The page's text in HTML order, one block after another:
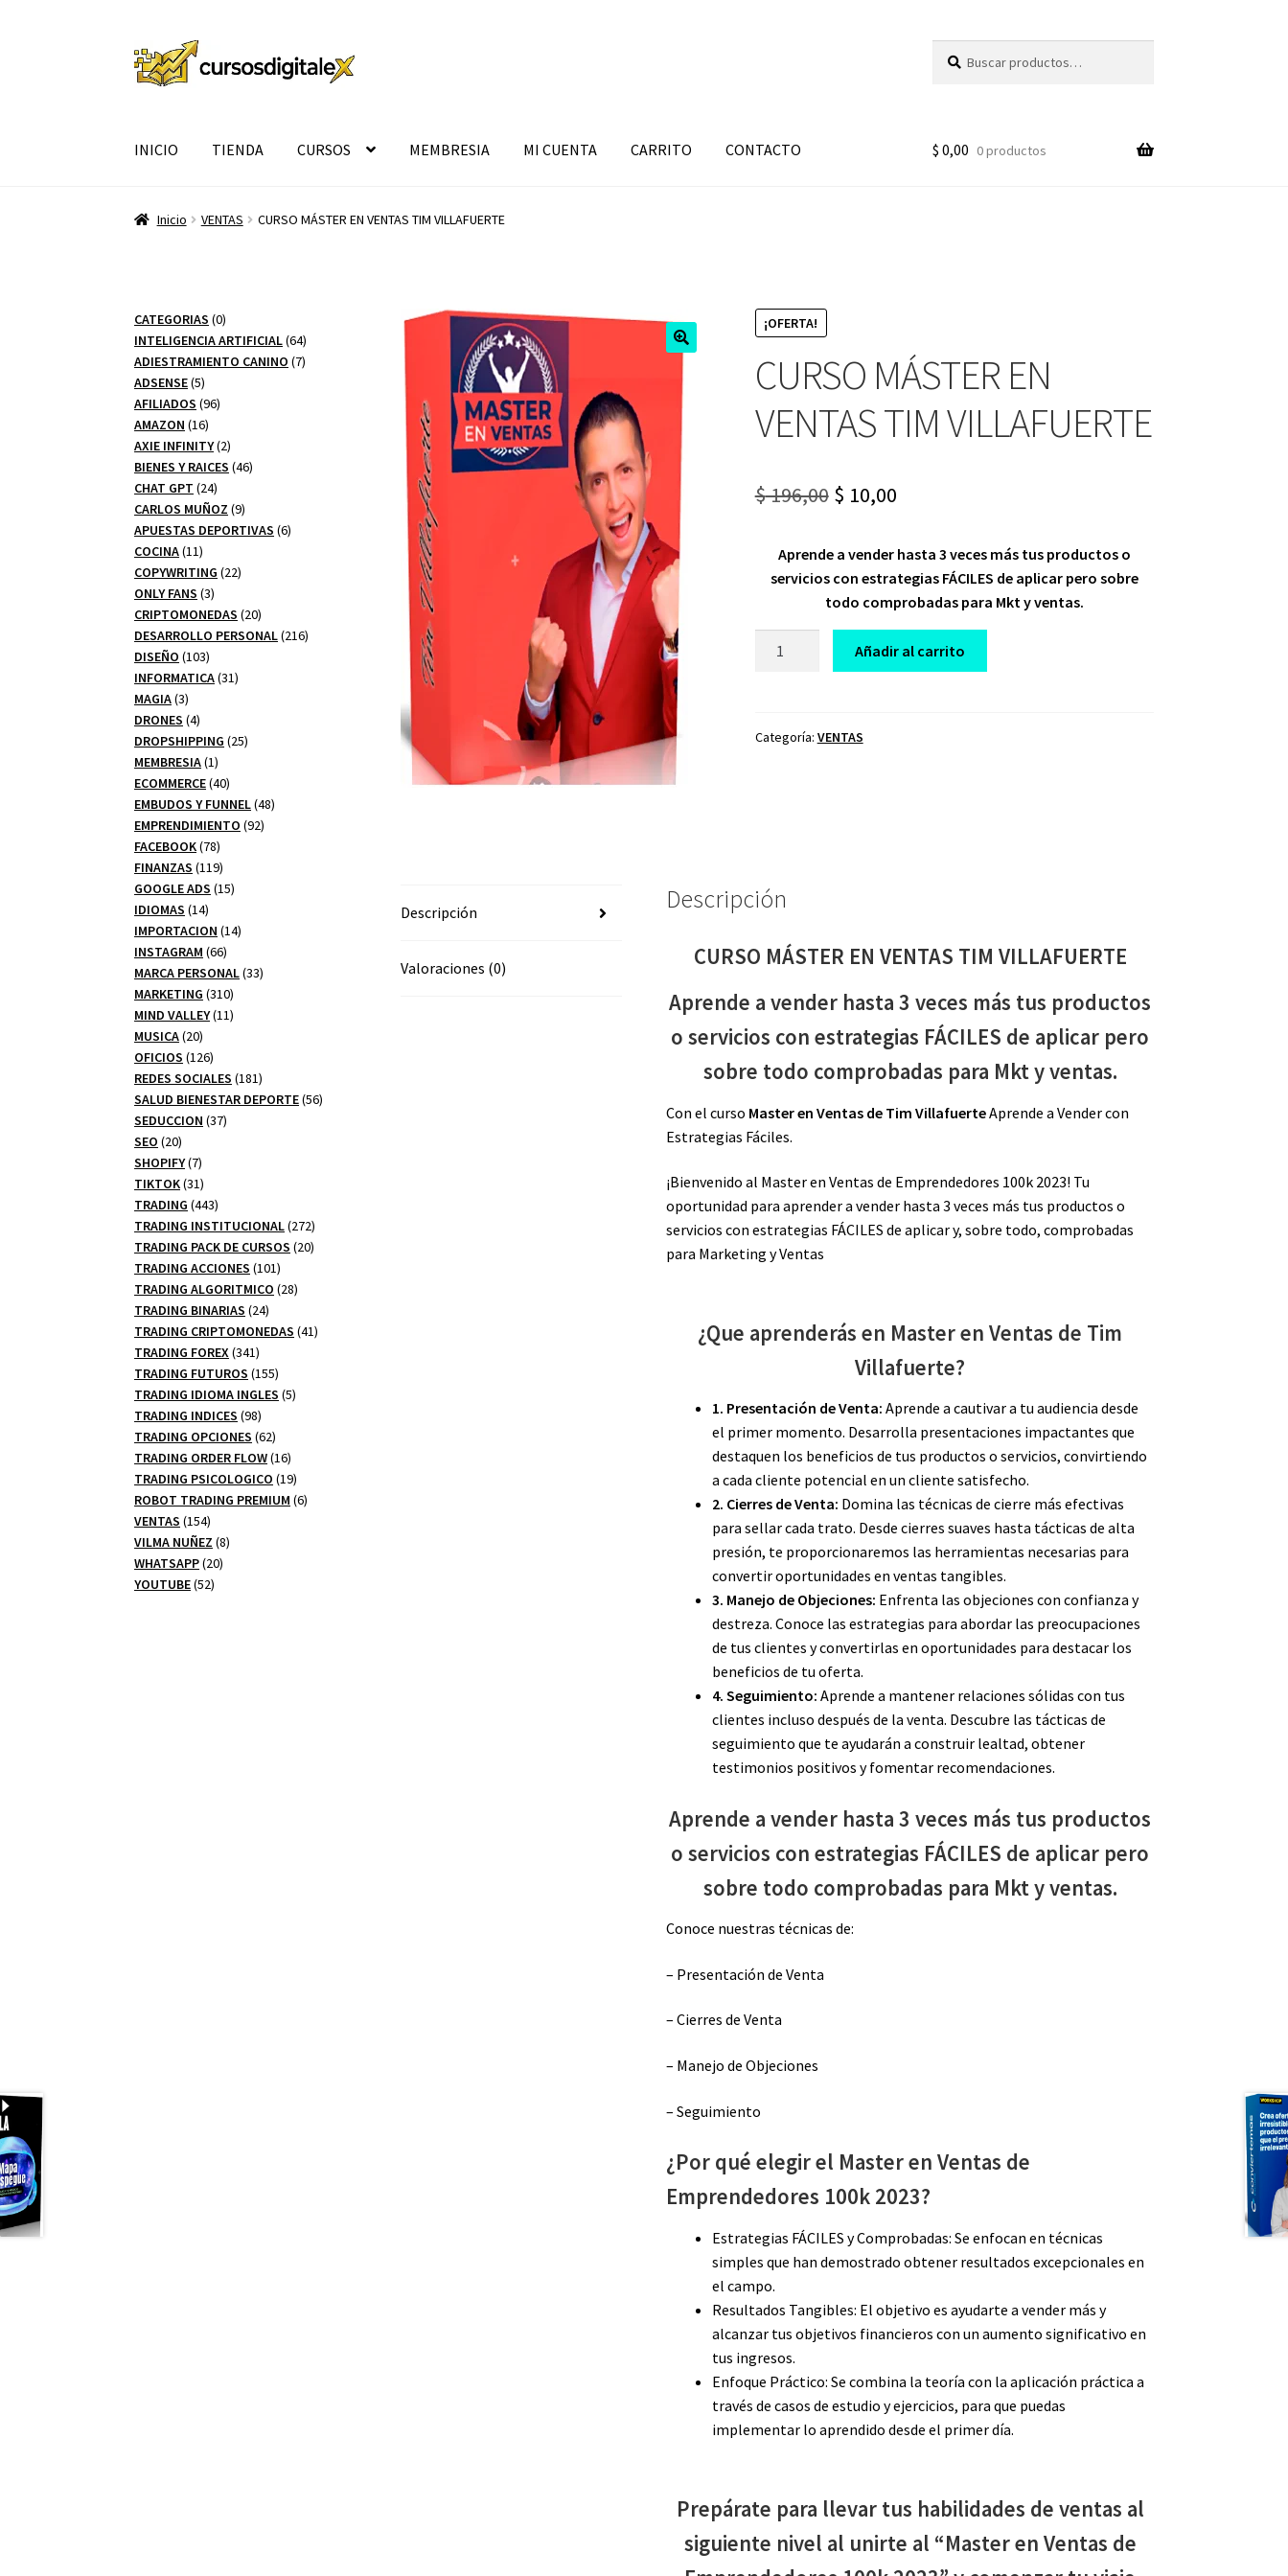
Ir
a
Ir
al
por:
INICIO TIENDA CURSOS MEMBRESIA MI CUENTA CARRITO CONTACTO $ 0,00 0 productos
Inicio VENTAS CURSO MÁSTER EN VENTAS TIM VILLAFUERTE
¡OFERTA!
CURSO MÁSTER EN
VENTAS TIM VILLAFUERTE
$196,00 Original
was:
$ 196,00.
$ 10,00Current
is:
$ 10,00.
Aprende a vender hasta 3 veces más tus productos o
servicios con estrategias FÁCILES de aplicar pero sobre
todo comprobadas para Mkt y ventas.
TIM
Añadir al carrito
Categoría: VENTAS
Descripción
Valoraciones (0)
Descripción
CURSO MÁSTER EN VENTAS TIM VILLAFUERTE
Aprende a vender hasta 3 veces más tus productos
o servicios con estrategias FÁCILES de aplicar pero
sobre todo comprobadas para Mkt y ventas.
Con el curso Master en Ventas de Tim VillafuerteAprende a Vender con
Estrategias Fáciles.
¡Bienvenido al Master en Ventas de Emprendedores 100k 2023! Tu
oportunidad para aprender a vender hasta 3 veces más tus productos o
servicios con estrategias FÁCILES de aplicar y, sobre todo, comprobadas
para Marketing y Ventas
¿Que aprenderás en Master en Ventas de Tim
Villafuerte?
1. Presentación de Venta: Aprende a cautivar a tu audiencia desde
el primer momento. Desarrolla presentaciones impactantes que
destaquen los beneficios de tus productos o servicios, convirtiendo
a cada cliente potencial en un cliente satisfecho.
2. Cierres de Venta: Domina las técnicas de cierre más efectivas
para sellar cada trato. Desde cierres suaves hasta tácticas de alta
presión, te proporcionaremos las herramientas necesarias para
convertir oportunidades en ventas tangibles.
3. Manejo de Objeciones: Enfrenta las objeciones con confianza y
destreza. Conoce las estrategias para abordar las preocupaciones
de tus clientes y convertirlas en oportunidades para destacar los
beneficios de tu oferta.
4. Seguimiento: Aprende a mantener relaciones sólidas con tus
clientes incluso después de la venta. Descubre las tácticas de
seguimiento que te ayudarán a construir lealtad, obtener
testimonios positivos y fomentar recomendaciones.
Aprende a vender hasta 3 veces más tus productos
o servicios con estrategias FÁCILES de aplicar pero
sobre todo comprobadas para Mkt y ventas.
Conoce nuestras técnicas de:
– Presentación de Venta
– Cierres de Venta
– Manejo de Objeciones
– Seguimiento
¿Por qué elegir el Master en Ventas de
Emprendedores 100k 2023?
Estrategias FÁCILES y Comprobadas: Se enfocan en técnicas
simples que han demostrado obtener resultados excepcionales en
el campo.
Resultados Tangibles: El objetivo es ayudarte a vender más y
alcanzar tus objetivos financieros con un aumento significativo en
tus ingresos.
Enfoque Práctico: Se combina la teoría con la aplicación práctica a
través de casos de estudio y ejercicios, para que puedas
implementar lo aprendido desde el primer día.
Prepárate para llevar tus habilidades de ventas al
siguiente nivel al unirte al “Master en Ventas de
CATEGORIAS 00
productos
INTELIGENCIA ARTIFICIAL 6464
productos
ADIESTRAMIENTO CANINO 77
ADSENSE 55
productos
AFILIADOS 9696
AMAZON 1616
productos
AXIE INFINITY 22
productos
BIENES Y RAICES 4646
CHAT GPT 2424
productos
CARLOS MUÑOZ 99
productos
APUESTAS DEPORTIVAS 66
COCINA 1111
productos
COPYWRITING 2222
ONLY FANS 33
productos
CRIPTOMONEDAS 2020
productos
DESARROLLO PERSONAL 216216
DISEÑO 103103
productos
INFORMATICA 3131
MAGIA 33
productos
DRONES 44
productos
DROPSHIPPING 2525
MEMBRESIA 11
producto
ECOMMERCE 4040
productos
EMBUDOS Y FUNNEL 4848
EMPRENDIMIENTO 9292
FACEBOOK 7878
productos
FINANZAS 119119
productos
GOOGLE ADS 1515
IDIOMAS 1414
productos
IMPORTACION 1414
INSTAGRAM 6666
productos
MARCA PERSONAL 3333
MARKETING 310310
productos
MIND VALLEY 1111
MUSICA 2020
productos
OFICIOS 126126
productos
REDES SOCIALES 181181
productos
SALUD BIENESTAR DEPORTE 5656
SEDUCCION 3737
SEO 2020
productos
SHOPIFY 77
productos
TIKTOK 3131
productos
TRADING 443443
productos
TRADING INSTITUCIONAL 272272
productos
TRADING PACK DE CURSOS 2020
TRADING ACCIONES 101101
productos
TRADING ALGORITMICO 2828
TRADING BINARIAS 2424
productos
TRADING CRIPTOMONEDAS 4141
TRADING FOREX 341341
productos
TRADING FUTUROS 155155
productos
TRADING IDIOMA INGLES 55
TRADING INDICES 9898
productos
TRADING OPCIONES 6262
productos
TRADING ORDER FLOW 1616
productos
TRADING PSICOLOGICO 1919
productos
ROBOT TRADING PREMIUM 66
VENTAS 154154
productos
VILMA NUÑEZ 88
WHATSAPP 2020
YOUTUBE 5252